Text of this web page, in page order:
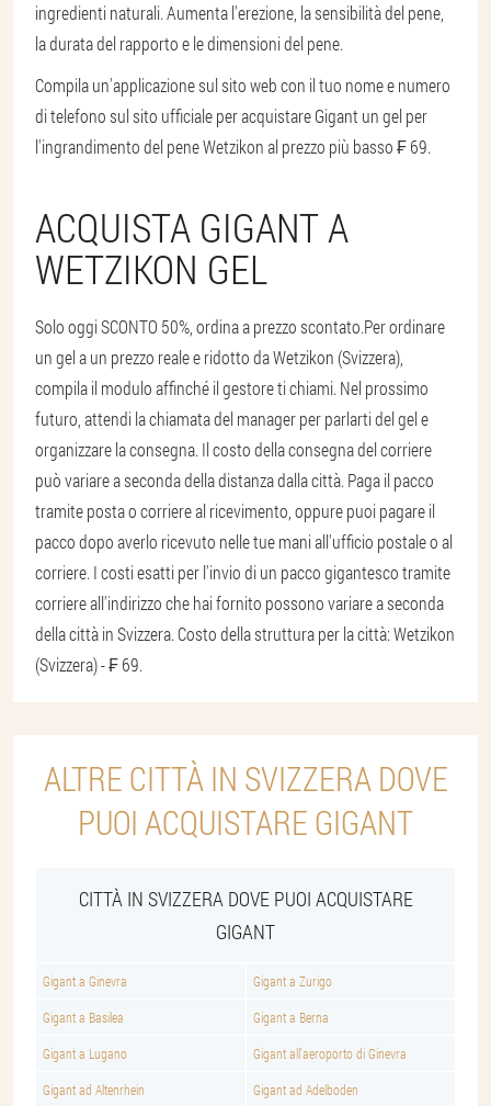
ingredienti naturali. Aumenta l'erezione, la sensibilità del pene,
la durata del rapporto e le dimensioni del pene.
Compila un'applicazione sul sito web con il tuo nome e numero
di telefono sul sito ufficiale per acquistare Gigant un gel per
l'ingrandimento del pene Wetzikon al prezzo più basso ₣ 69.
ACQUISTA GIGANT A
WETZIKON GEL
Solo oggi SCONTO 50%, ordina a prezzo scontato.Per ordinare
un gel a un prezzo reale e ridotto da Wetzikon (Svizzera),
compila il modulo affinché il gestore ti chiami. Nel prossimo
futuro, attendi la chiamata del manager per parlarti del gel e
organizzare la consegna. Il costo della consegna del corriere
può variare a seconda della distanza dalla città. Paga il pacco
tramite posta o corriere al ricevimento, oppure puoi pagare il
pacco dopo averlo ricevuto nelle tue mani all'ufficio postale o al
corriere. I costi esatti per l'invio di un pacco gigantesco tramite
corriere all'indirizzo che hai fornito possono variare a seconda
della città in Svizzera. Costo della struttura per la città: Wetzikon
(Svizzera) - ₣ 69.
ALTRE CITTÀ IN SVIZZERA DOVE
PUOI ACQUISTARE GIGANT
CITTÀ IN SVIZZERA DOVE PUOI ACQUISTARE
GIGANT
Gigant a Ginevra Gigant a Zurigo
Gigant a Basilea Gigant a Berna
Gigant a Lugano Gigant all'aeroporto di Ginevra
Gigant ad Altenrhein Gigant ad Adelboden